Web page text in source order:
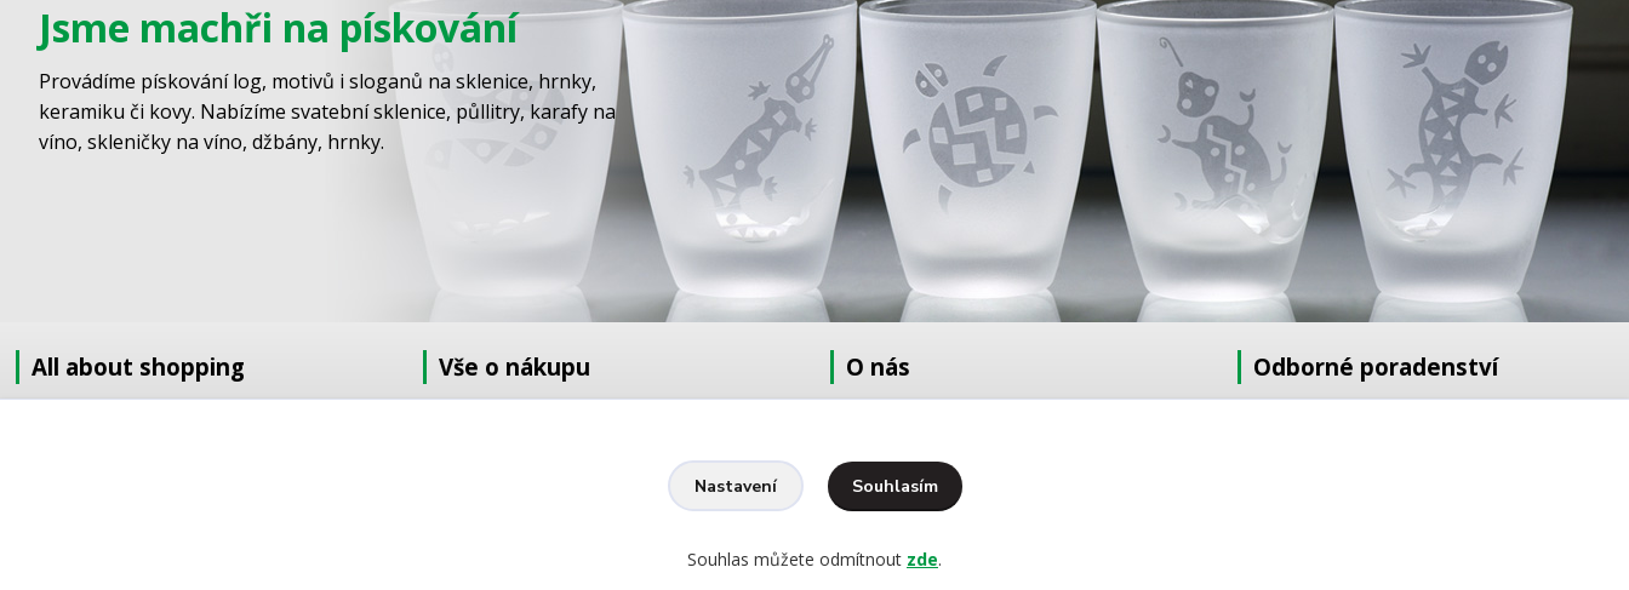
Jsme machři na pískování
Provádíme pískování log, motivů i sloganů na sklenice, hrnky,
keramiku či kovy. Nabízíme svatební sklenice, půllitry, karafy na
víno, skleničky na víno, džbány, hrnky.
All about shopping Vše o nákupu O nás
Kontakty
Ochrana osobních údajů
Odborné poradenství
Nastavení Souhlasím
Souhlas můžete odmítnout zde.